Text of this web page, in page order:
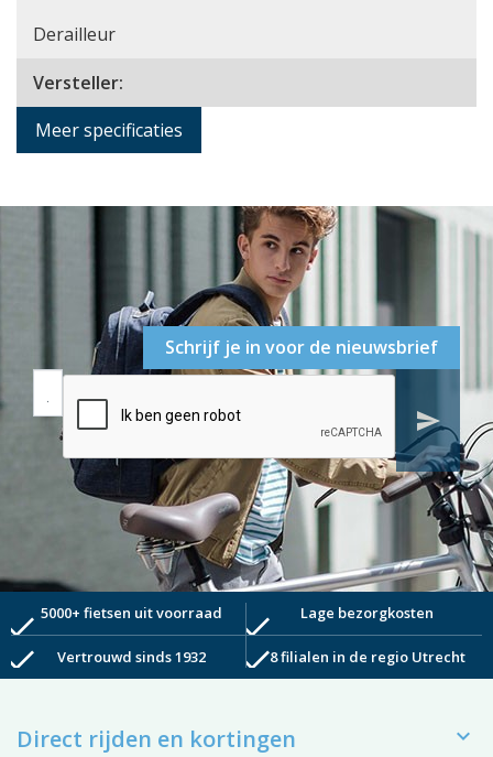
Derailleur
Versteller:
Meer specificaties
Schrijf je in voor de nieuwsbrief
send
check5000+ fietsen uit voorraad check Lage bezorgkosten
check Vertrouwd sinds 1932 check8 filialen in de regio Utrecht
Direct rijden en kortingen 